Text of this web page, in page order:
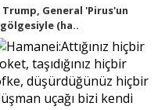
Trump, General 'Pirus'un
gölgesiyle (ha..